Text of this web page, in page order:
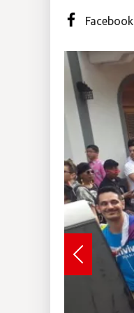
Multimedia
Facebook
Previous